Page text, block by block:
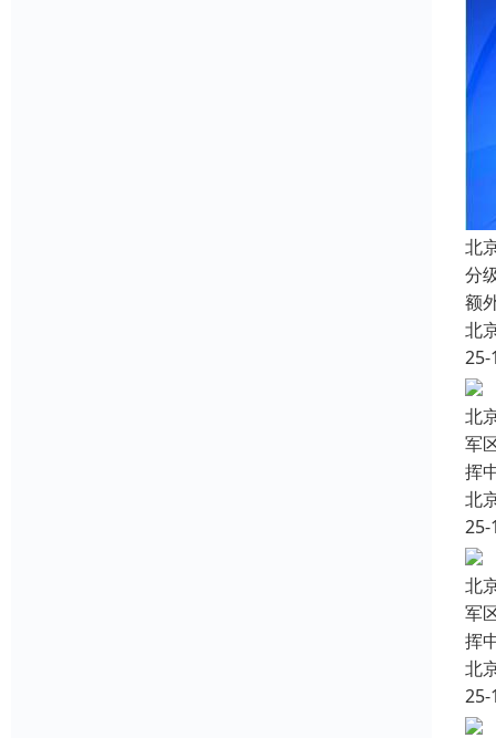
北
分
额
北
25-
北
军
挥
北
25-
北
军
挥
北
25-